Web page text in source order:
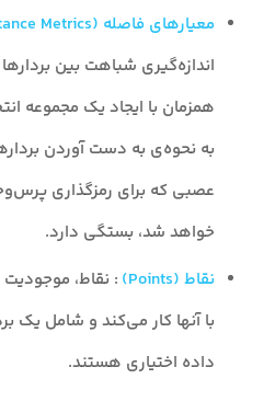
معیارهای فاصله (Distance Metrics
اندازه‌گیری شباهت بین
همزمان با ایجاد یک مجموعه
به نحوه‌ی به دست آوردن
عصبی که برای رمزگذاری
خواهد شد، بستگی دارد.
نقاط (Points)
با آنها کار می‌کند و شامل یک
داده اختیاری هستند.